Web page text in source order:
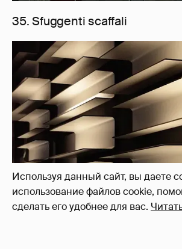
Используя данный сайт, вы даете
использование файлов cookie,
сделать его удобнее для вас.
35. Sfuggenti scaffali
36. Combination Knife Block